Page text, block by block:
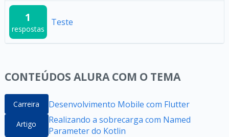
1
respostas
Teste
CONTEÚDOS ALURA COM O TEMA
Carreira Desenvolvimento Mobile com Flutter
Artigo
Realizando a sobrecarga com Named
Parameter do Kotlin